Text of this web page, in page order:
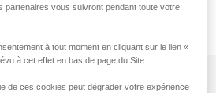
et mieux gérer le tirage de la
partenaires vous suivront pendant toute votre
à tout moment en cliquant sur le lien «
à cet effet en bas de page du Site.
de ces cookies peut dégrader votre expérience